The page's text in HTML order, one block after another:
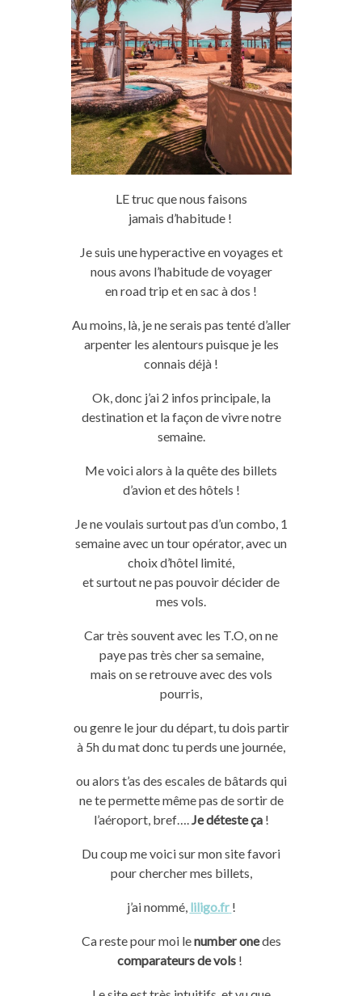
LE truc que nous faisons
jamais d’habitude!
Jesuis une hyperactive en voyages et
nous avons l’habitude de voyager
enroadtrip et en sac à dos !
Au moins, là, jene serais pas tentéd’aller
arpenter les alentours puisque jeles
connais déjà !
Ok, donc j’ai 2 infos principale, la
destination et la façon de vivre notre
semaine.
Me voici alors à la quête des billets
d’avion et des hôtels !
Je ne voulais surtoutpas d’un combo, 1
semaine avec un touropérator, avec un
choix d’hôtel limité,
etsurtoutnepas pouvoir décider de
mes vols.
Cartrès souvent avec les T.O,onne
payepas très cher sa semaine,
mais onse retrouve avec des vols
pourris,
ou genre le jour du départ, tu dois partir
à 5hdu mat donc tu perds une journée,
ou alors t’as des escales de bâtards qui
ne te permettemêmepas de sortir de
l’aéroport, bref….Je déteste ça!
Du coup me voici sur mon site favori
pour chercher mes billets,
j’ai nommé, liligo.fr !
Ca reste pour moi lenumberonedes
comparateurs de vols !